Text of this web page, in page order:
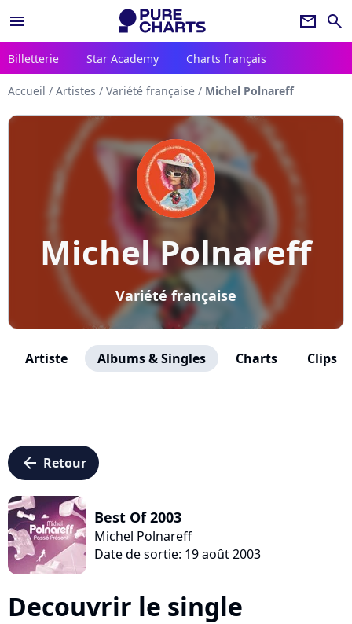
menu newsletter search
Billetterie Star Academy Charts français
Accueil / Artistes / Variété française / Michel Polnareff
Michel Polnareff
Variété française
Artiste Albums & Singles Charts Clips
arrow_left Retour
Best Of 2003
Michel Polnareff
Date de sortie: 19 août 2003
Decouvrir le single